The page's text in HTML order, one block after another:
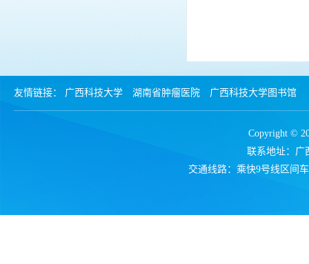
友情链接： 广西科技大学 湖南省肿瘤医院 广西科技大学图书馆
Copyright ©
联系地址：广
交通线路：乘快9号线区间